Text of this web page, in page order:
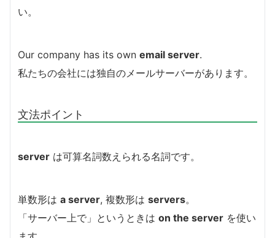
い。
Our company has its own email server.
私たちの会社には独自のメールサーバーがあります。
文法ポイント
server は可算名詞数えられる名詞です。
単数形は a server, 複数形は servers。
「サーバー上で」というときは on the server を使い